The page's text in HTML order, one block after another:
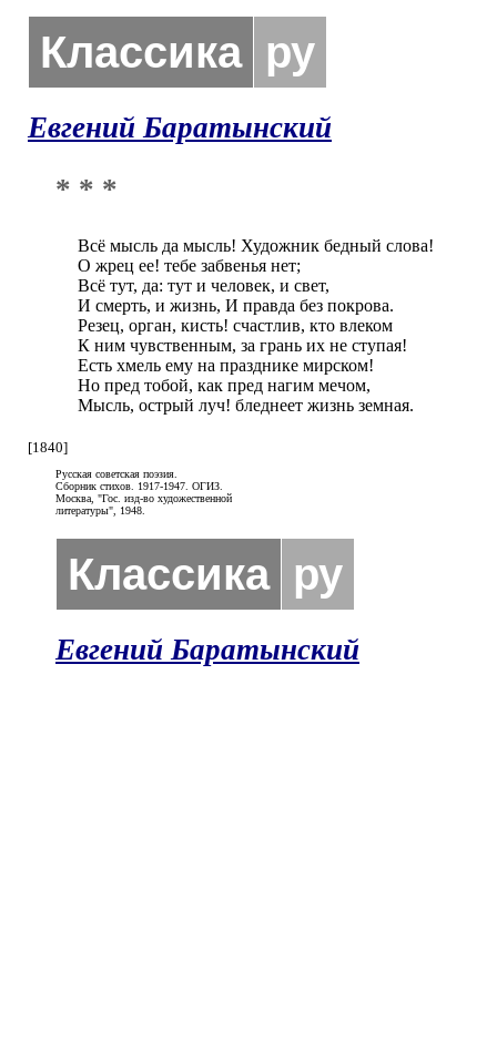
Классика ру
Евгений Баратынский
* * *
Всё мысль да мысль! Художник бедный слова!
О жрец ее! тебе забвенья нет;
Всё тут, да: тут и человек, и свет,
И смерть, и жизнь, И правда без покрова.
Резец, орган, кисть! счастлив, кто влеком
К ним чувственным, за грань их не ступая!
Есть хмель ему на празднике мирском!
Но пред тобой, как пред нагим мечом,
Мысль, острый луч! бледнеет жизнь земная.
[1840]
Русская советская поэзия.
Сборник стихов. 1917-1947. ОГИЗ.
Москва, "Гос. изд-во художественной
литературы", 1948.
Классика ру
Евгений Баратынский